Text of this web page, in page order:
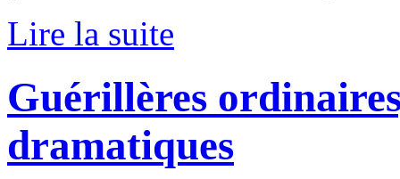
Lire la suite
Guérillères
dramatiques